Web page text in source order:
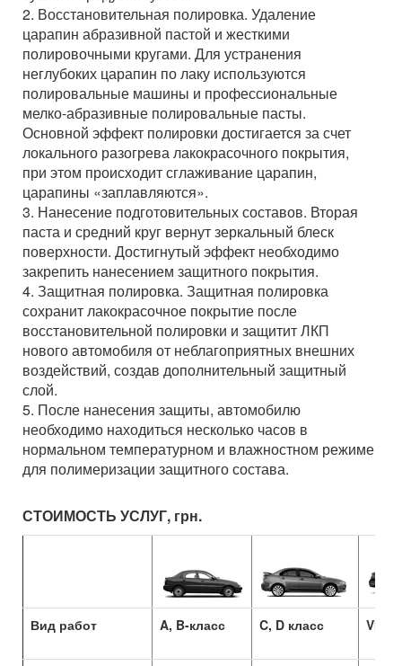
2. Восстановительная полировка. Удаление
царапин абразивной пастой и жесткими
полировочными кругами. Для устранения
неглубоких царапин по лаку используются
полировальные машины и профессиональные
мелко-абразивные полировальные пасты.
Основной эффект полировки достигается за счет
локального разогрева лакокрасочного покрытия,
при этом происходит сглаживание царапин,
царапины «заплавляются».
3. Нанесение подготовительных составов. Вторая
паста и средний круг вернут зеркальный блеск
поверхности. Достигнутый эффект необходимо
закрепить нанесением защитного покрытия.
4. Защитная полировка. Защитная полировка
сохранит лакокрасочное покрытие после
восстановительной полировки и защитит ЛКП
нового автомобиля от неблагоприятных внешних
воздействий, создав дополнительный защитный
слой.
5. После нанесения защиты, автомобилю
необходимо находиться несколько часов в
нормальном температурном и влажностном режиме
для полимеризации защитного состава.
СТОИМОСТЬ УСЛУГ, грн.
Вид работ A, B-класс C, D класс VIP